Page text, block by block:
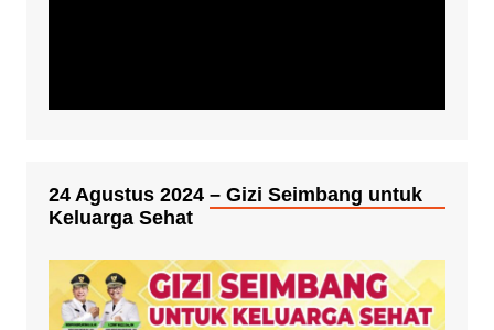
24 Agustus 2024 – Gizi Seimbang untuk
Keluarga Sehat